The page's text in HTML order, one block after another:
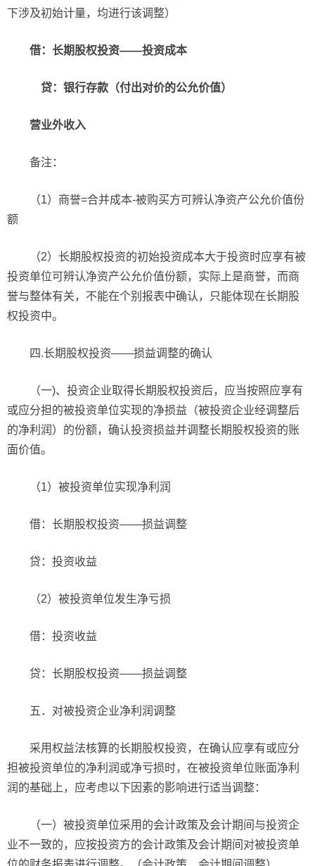
下涉及初始计量，均进行该调整）
借：长期股权投资——投资成本
贷：银行存款（付出对价的公允价值）
营业外收入
备注：
（1）商誉=合并成本-被购买方可辨认净资产公允价值份
额
（2）长期股权投资的初始投资成本大于投资时应享有被
投资单位可辨认净资产公允价值份额，实际上是商誉，而商
誉与整体有关，不能在个别报表中确认，只能体现在长期股
权投资中。
四.长期股权投资——损益调整的确认
（一)、投资企业取得长期股权投资后，应当按照应享有
或应分担的被投资单位实现的净损益（被投资企业经调整后
的净利润）的份额，确认投资损益并调整长期股权投资的账
面价值。
（1）被投资单位实现净利润
借：长期股权投资——损益调整
贷：投资收益
（2）被投资单位发生净亏损
借：投资收益
贷：长期股权投资——损益调整
五．对被投资企业净利润调整
采用权益法核算的长期股权投资，在确认应享有或应分
担被投资单位的净利润或净亏损时，在被投资单位账面净利
润的基础上，应考虑以下因素的影响进行适当调整：
（一）被投资单位采用的会计政策及会计期间与投资企
业不一致的，应按投资方的会计政策及会计期间对被投资单